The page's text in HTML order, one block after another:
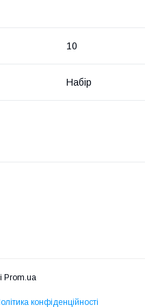
10
Набір
Prom.ua
конфіденційності